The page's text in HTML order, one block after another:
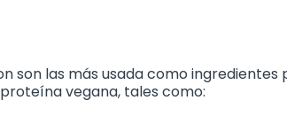
son las más usada como ingredientes
vegana, tales como: